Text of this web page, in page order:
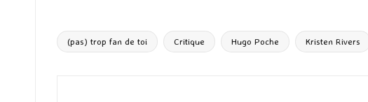
o d l
ky bl
ds g
Tags:
(pas) trop fan de toi Critique Hugo Poche Kristen Rivers